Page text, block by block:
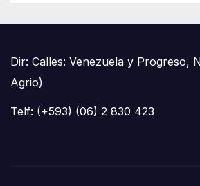
Dir: Calles: Venezuela y Progreso,
Agrio)
Telf: (+593) (06) 2 830 423